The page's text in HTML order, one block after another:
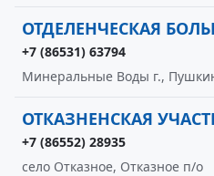
ОТДЕЛЕНЧЕСКАЯ
+7 (86531) 63794
Минеральные Воды г.,
ОТКАЗНЕНСКАЯ
+7 (86552) 28935
село Отказное, Отказное п/о